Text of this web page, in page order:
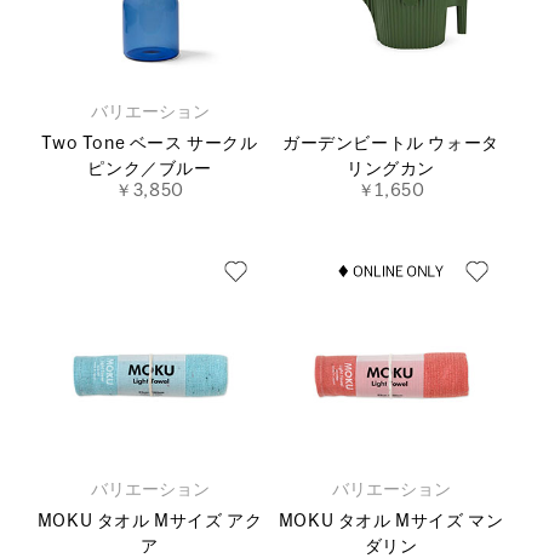
バリエーション
Two Tone ベース サークル
ピンク／ブルー
￥3,850
ガーデンビートル ウォータ
リングカン
￥1,650
バリエーション
MOKU タオル Mサイズ アク
ア
バリエーション
MOKU タオル Mサイズ マン
ダリン